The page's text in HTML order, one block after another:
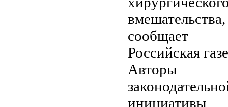
вмешательства,
сообщает
Российская
Авторы
инициативы